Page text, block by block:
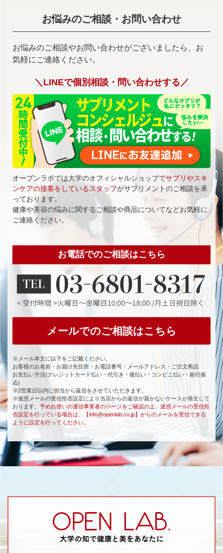
お悩みのご相談・お問い合わせ
お悩みのご相談やお問い合わせがございましたら、お
気軽にご連絡ください。
＼LINEで個別相談・問い合わせする／
オープンラボでは大学のオフィシャルショップでサプリやスキ
ンケアの接客をしているスタッフがサプリメントのご相談を承
っております。
健康や美容の悩みに関するご相談や商品についてなどお気軽に
ご連絡ください。
お電話でのご相談はこちら
メールでのご相談はこちら
※メール本文に以下をご記載ください。
お客様のお名前・お届け先住所・お電話番号・メールアドレス・ご注文商品
お支払い方法(クレジットカード払い・代引き・後払い・コンビニ払い・銀行振
込)
※2営業日以内に担当から返信をさせていただきます。
※迷惑メールの受信拒否設定により当店からの返信が届かないケースが発生して
おります。 予めお使いの通信事業者のページをご確認の上、迷惑メールの受信拒
否設定を行っている場合は、【info@openlab.co.jp】からのメールを受信できる
ように設定を行ってください。